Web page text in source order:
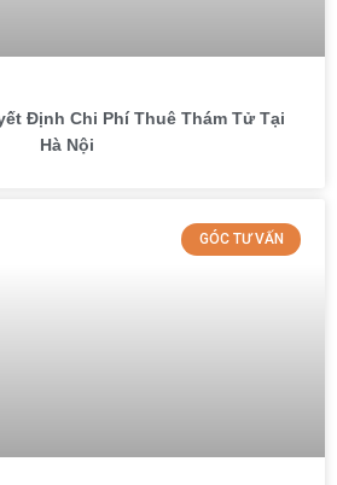
Định Chi Phí Thuê Thám Tử Tại
Hà Nội
GÓC TƯ VẤN